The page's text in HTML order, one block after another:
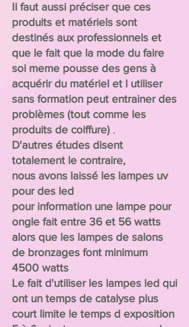
Il faut aussi préciser que ces
produits et matériels sont
destinés aux professionnels et
que le fait que la mode du faire
soi meme pousse des gens à
acquérir du matériel et l utiliser
sans formation peut entrainer des
problèmes (tout comme les
produits de coiffure) .
D'autres études disent
totalement le contraire,
nous avons laissé les lampes uv
pour des led
pour information une lampe pour
ongle fait entre 36 et 56 watts
alors que les lampes de salons
de bronzages font minimum
4500 watts
Le fait d'utiliser les lampes led qui
ont un temps de catalyse plus
court limite le temps d exposition